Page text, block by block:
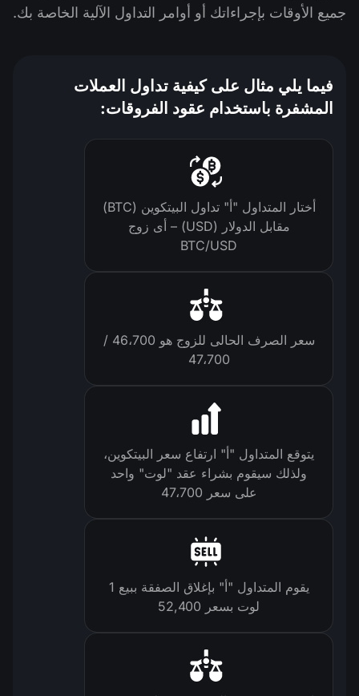
جميع الأوقات بإجراءاتك أو أوامر التداول الآلية الخاصة بك.
فيما يلي مثال على كيفية تداول العملات
المشفرة باستخدام عقود الفروقات:
أختار المتداول "أ" تداول البيتكوين (BTC)
مقابل الدولار (USD) – أى زوج
BTC/USD
سعر الصرف الحالى للزوج هو 46،700 /
47،700
يتوقع المتداول "أ" ارتفاع سعر البيتكوين،
ولذلك سيقوم بشراء عقد "لوت" واحد
على سعر 47،700
يقوم المتداول "أ" بإغلاق الصفقة ببيع 1
لوت بسعر 52,400